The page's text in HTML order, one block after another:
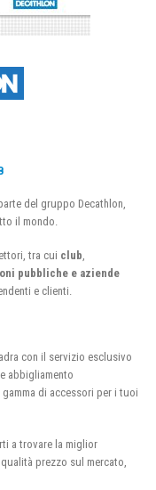
del gruppo Decathlon,
il mondo.
tra cui club
pubbliche e aziende
e clienti.
con il servizio esclusivo
abbigliamento
di accessori per i tuoi
a trovare la miglior
prezzo sul mercato,